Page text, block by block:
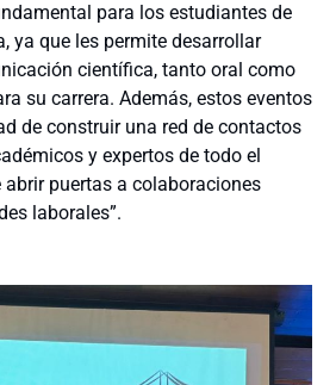
para los estudiantes de
ya que les permite desarrollar
científica, tanto oral como
su carrera. Además, estos eventos
de construir una red de contactos
y expertos de todo el
abrir puertas a colaboraciones
laborales”.